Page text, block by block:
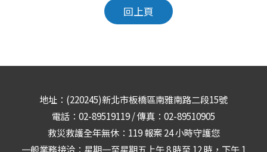
回上頁
地址：(220245)新北市板橋區南雅南路二段15號
電話：02-89519119 / 傳真：02-89510905
救災救護全年無休：119 報案 24 小時守護您
一般業務接洽：星期一至星期五上午 8 時至 12 時，下午 1